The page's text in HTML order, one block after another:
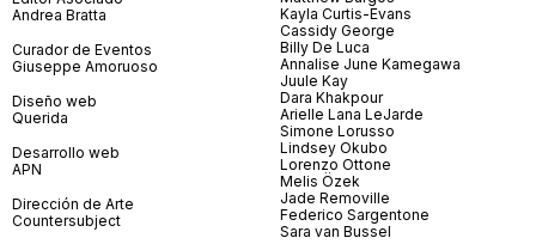
Andrea Bratta
Curador de Eventos
Giuseppe Amoruoso
Diseño web
Querida
Desarrollo web
APN
Dirección de Arte
Countersubject
Kayla Curtis-Evans
Cassidy George
Billy De Luca
Annalise June Kamegawa
Juule Kay
Dara Khakpour
Arielle Lana LeJarde
Simone Lorusso
Lindsey Okubo
Lorenzo Ottone
Melis Özek
Jade Removille
Federico Sargentone
Sara van Bussel